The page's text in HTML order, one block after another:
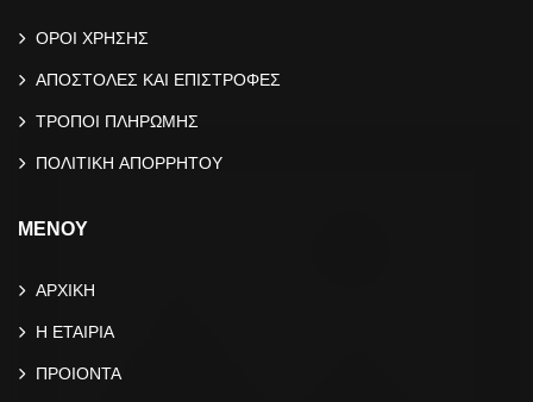
ΟΡΟΙ ΧΡΗΣΗΣ
ΑΠΟΣΤΟΛΕΣ ΚΑΙ ΕΠΙΣΤΡΟΦΕΣ
ΤΡΟΠΟΙ ΠΛΗΡΩΜΗΣ
ΠΟΛΙΤΙΚΗ ΑΠΟΡΡΗΤΟΥ
ΜΕΝΟΥ
ΑΡΧΙΚΗ
Η ΕΤΑΙΡΙΑ
ΠΡΟΙΟΝΤΑ